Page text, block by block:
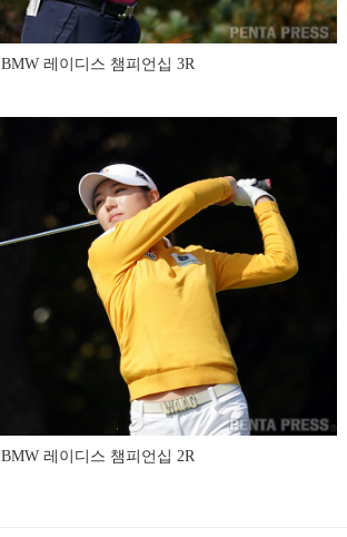
BMW 레이디스 챔피언십 3R
BMW 레이디스 챔피언십 2R